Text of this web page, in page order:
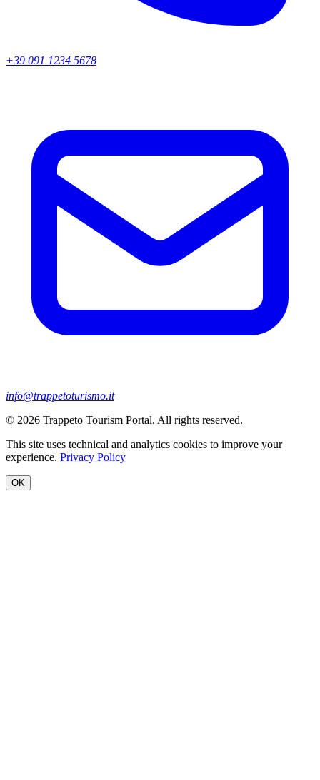
+39 091 1234 5678
info@trappetoturismo.it
© 2026 Trappeto Tourism Portal. All rights reserved.
This site uses technical and analytics cookies to improve your
experience. Privacy Policy
OK